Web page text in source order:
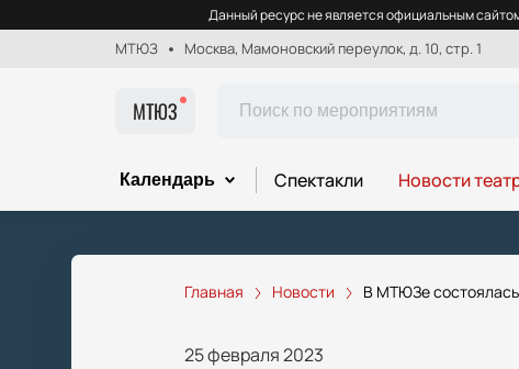
Данный ресурс не является официальным
МТЮЗ Москва, Мамоновский переулок, д. 10, стр. 1
МТЮЗ
Календарь Спектакли Новости
Главная Новости В МТЮЗе
25 февраля 2023